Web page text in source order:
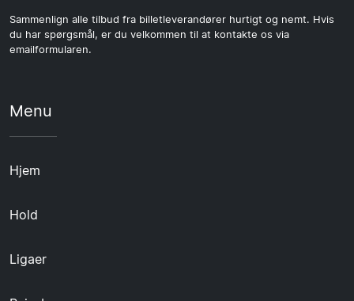
Sammenlign alle tilbud fra billetleverandører hurtigt og nemt. Hvis
du har spørgsmål, er du velkommen til at kontakte os via
emailformularen.
Menu
Hjem
Hold
Ligaer